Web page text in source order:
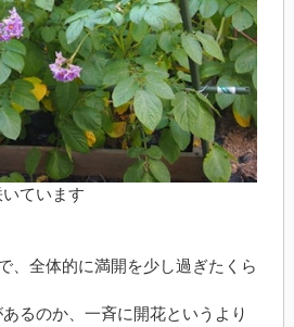
ています
、全体的に満開を少し過ぎたくら
るのか、一斉に開花というより